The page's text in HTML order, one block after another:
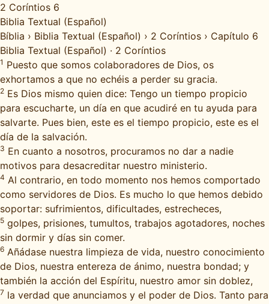
2 Coríntios 6
Biblia Textual (Español)
Bíblia › Biblia Textual (Español) › 2 Coríntios › Capítulo 6
Biblia Textual (Español) · 2 Coríntios
1 Puesto que somos colaboradores de Dios, os
exhortamos a que no echéis a perder su gracia.
2 Es Dios mismo quien dice: Tengo un tiempo propicio
para escucharte, un día en que acudiré en tu ayuda para
salvarte. Pues bien, este es el tiempo propicio, este es el
día de la salvación.
3 En cuanto a nosotros, procuramos no dar a nadie
motivos para desacreditar nuestro ministerio.
4 Al contrario, en todo momento nos hemos comportado
como servidores de Dios. Es mucho lo que hemos debido
soportar: sufrimientos, dificultades, estrecheces,
5 golpes, prisiones, tumultos, trabajos agotadores, noches
sin dormir y días sin comer.
6 Añádase nuestra limpieza de vida, nuestro conocimiento
de Dios, nuestra entereza de ánimo, nuestra bondad; y
también la acción del Espíritu, nuestro amor sin doblez,
7 la verdad que anunciamos y el poder de Dios. Tanto para